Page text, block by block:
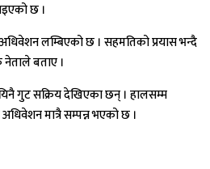
छ ।
लम्बिएको छ । सहमतिको प्रयास भन्दै
बताए ।
गुट सक्रिय देखिएका छन् । हालसम्म
मात्रै सम्पन्न भएको छ ।